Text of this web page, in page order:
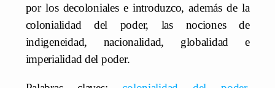
por los decoloniales e introduzco, además de la
colonialidad del poder, las nociones de
indigeneidad, nacionalidad, globalidad e
imperialidad del poder.